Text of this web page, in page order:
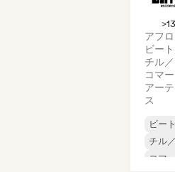
アフ
ビー
チル
コマ
アー
ス
ビー
チル
コマ